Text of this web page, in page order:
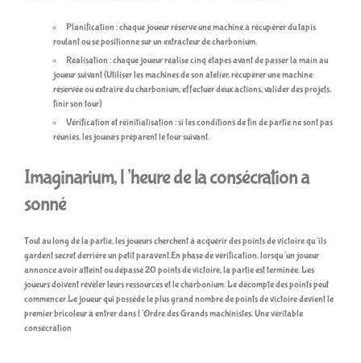
Planification : chaque joueur réserve une machine à récupérer du tapis
roulant ou se positionne sur un extracteur de charbonium.
Réalisation : chaque joueur réalise cinq étapes avant de passer la main au
joueur suivant (Utiliser les machines de son atelier, récupérer une machine
réservée ou extraire du charbonium, effectuer deux actions, valider des projets,
finir son tour)
Vérification et réinitialisation : si les conditions de fin de partie ne sont pas
réunies, les joueurs préparent le tour suivant.
Imaginarium, l’heure de la consécration a
sonné
Tout au long de la partie, les joueurs cherchent à acquérir des points de victoire qu’ils
gardent secret derrière un petit paravent.En phase de vérification, lorsqu’un joueur
annonce avoir atteint ou dépassé 20 points de victoire, la partie est terminée. Les
joueurs doivent révéler leurs ressources et le charbonium. Le décompte des points peut
commencer.Le joueur qui possède le plus grand nombre de points de victoire devient le
premier bricoleur à entrer dans l’Ordre des Grands machinistes. Une véritable
consécration